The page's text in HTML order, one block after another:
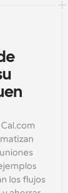
los flujos